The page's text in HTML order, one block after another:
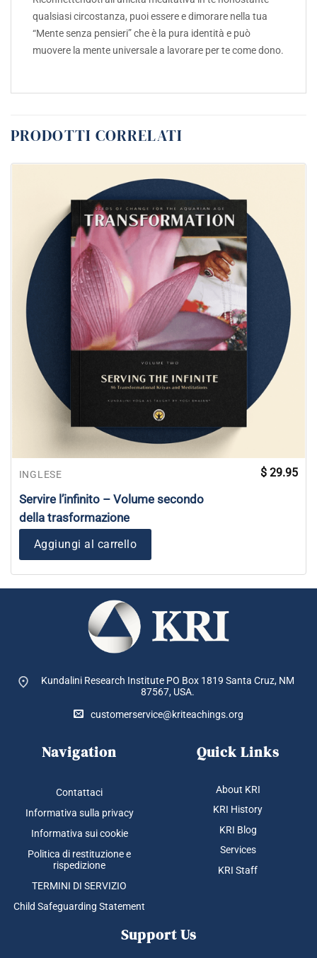
qualsiasi circostanza, puoi essere e dimorare nella tua
“Mente senza pensieri” che è la pura identità e può
muovere la mente universale a lavorare per te come dono.
PRODOTTI CORRELATI
INGLESE
Servire l’infinito – Volume secondo
della trasformazione
$ 29.95
Aggiungi al carrello
Kundalini Research Institute PO Box 1819 Santa Cruz, NM
87567, USA.
customerservice@kriteachings.org
Navigation
Contattaci
Informativa sulla privacy
Informativa sui cookie
Politica di restituzione e
rispedizione
TERMINI DI SERVIZIO
Child Safeguarding Statement
Quick Links
About KRI
KRI History
KRI Blog
Services
KRI Staff
Support Us